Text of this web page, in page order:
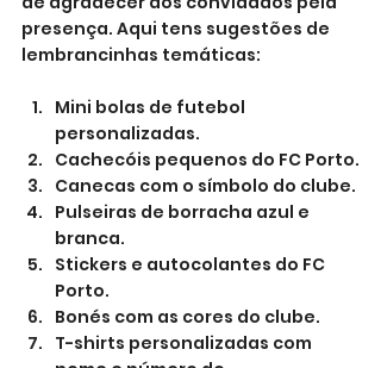
presença. Aqui tens sugestões de
lembrancinhas temáticas:
Mini bolas de futebol
personalizadas.
Cachecóis pequenos do FC Porto.
Canecas com o símbolo do clube.
Pulseiras de borracha azul e
branca.
Stickers e autocolantes do FC
Porto.
Bonés com as cores do clube.
T-shirts personalizadas com